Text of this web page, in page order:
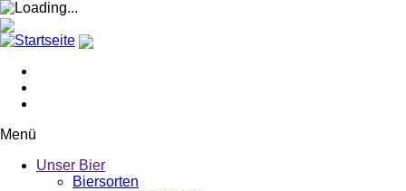
Menü
Unser Bier
Biersorten